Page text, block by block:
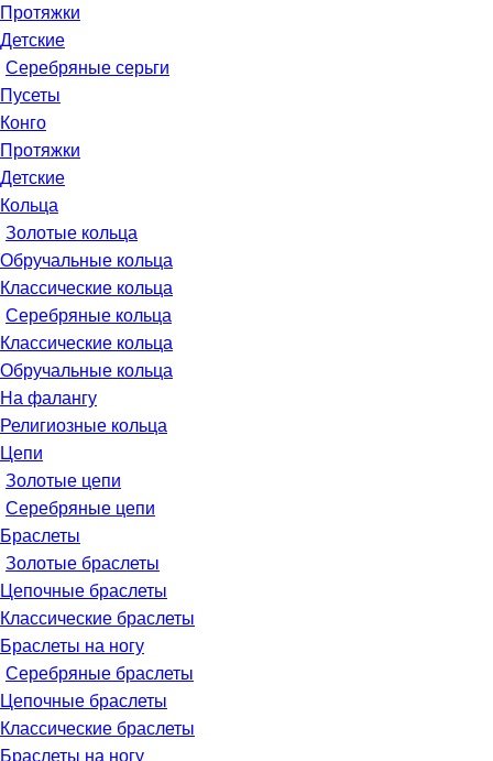
Протяжки
Детские
Серебряные серьги
Пусеты
Конго
Протяжки
Детские
Кольца
Золотые кольца
Обручальные кольца
Классические кольца
Серебряные кольца
Классические кольца
Обручальные кольца
На фалангу
Религиозные кольца
Цепи
Золотые цепи
Серебряные цепи
Браслеты
Золотые браслеты
Цепочные браслеты
Классические браслеты
Браслеты на ногу
Серебряные браслеты
Цепочные браслеты
Классические браслеты
Браслеты на ногу